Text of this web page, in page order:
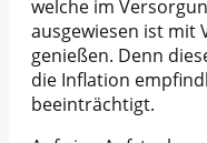
welche im
ausgewiesen ist mit
genießen. Denn
die Inflation
beeinträchtigt.